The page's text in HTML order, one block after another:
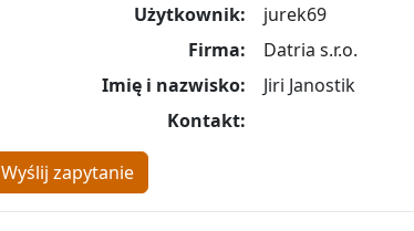
Użytkownik:
jurek69
Firma:
Datria s.r.o.
Imię i nazwisko:
Jiri Janostik
Kontakt:
Wyślij zapytanie